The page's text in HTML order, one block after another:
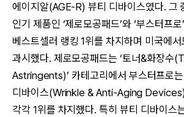
에이지알(AGE-R) 뷰티 디바이스였다. 그
인기 제품인 ‘제로모공패드’와 ‘부스터프로
베스트셀러 랭킹 1위를 차지하며 미국에
과시했다. 제로모공패드는 ‘토너&화장수
Astringents)’ 카테고리에서 부스터프로
디바이스(Wrinkle & Anti-Aging
각각 1위를 차지했다. 특히 뷰티 디바이스